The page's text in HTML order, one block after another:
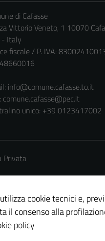
di Cafasse
Vittorio Veneto, 1 10070
- Italy
fiscale / P. IVA:
info@comune.cafasse.to.it
comune.cafasse@pec.it
unico: +39 0123417002
Privata
© Technical Design s.r.l.
cookie tecnici e,
il consenso alla
policy